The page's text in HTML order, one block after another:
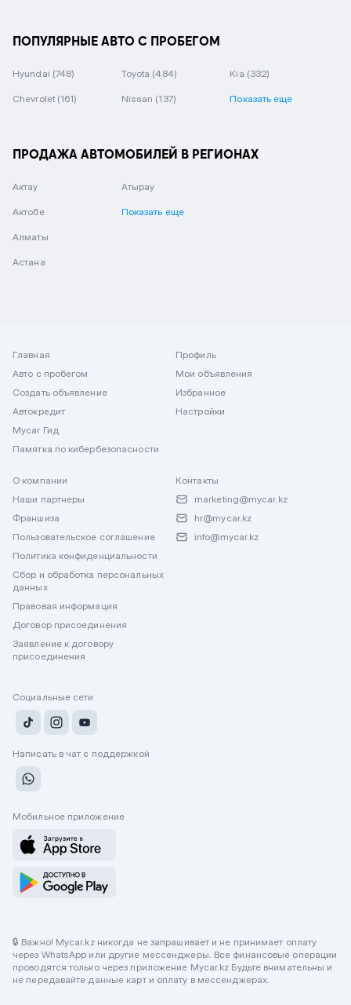
ПОПУЛЯРНЫЕ АВТО С ПРОБЕГОМ
Hyundai (748) Toyota (484) Kia (332)
Chevrolet (161) Nissan (137) Показать еще
ПРОДАЖА АВТОМОБИЛЕЙ В РЕГИОНАХ
Актау
Актобе
Алматы
Астана
Атырау
Показать еще
Главная
Авто с пробегом
Создать объявление
Автокредит
Mycar Гид
Памятка по кибербезопасности
Профиль
Мои объявления
Избранное
Настройки
О компании
Наши партнеры
Франшиза
Пользовательское соглашение
Политика конфиденциальности
Сбор и обработка персональных
данных
Правовая информация
Договор присоединения
Заявление к договору
присоединения
Контакты
marketing@mycar.kz
hr@mycar.kz
info@mycar.kz
Социальные сети
Написать в чат с поддержкой
Мобильное приложение
🔒 Важно! Mycar.kz никогда не запрашивает и не принимает оплату
через WhatsApp или другие мессенджеры. Все финансовые операции
проводятся только через приложение Mycar.kz Будьте внимательны и
не передавайте данные карт и оплату в мессенджерах.